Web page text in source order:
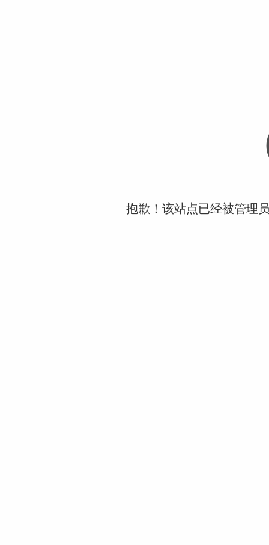
抱歉！该站点已经被管理